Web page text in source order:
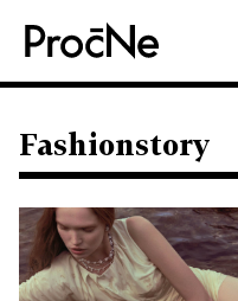
Fashionstory